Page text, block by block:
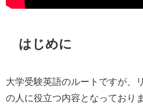
はじめに
大学受験英語のルートですが、
の人に役立つ内容となっておりま